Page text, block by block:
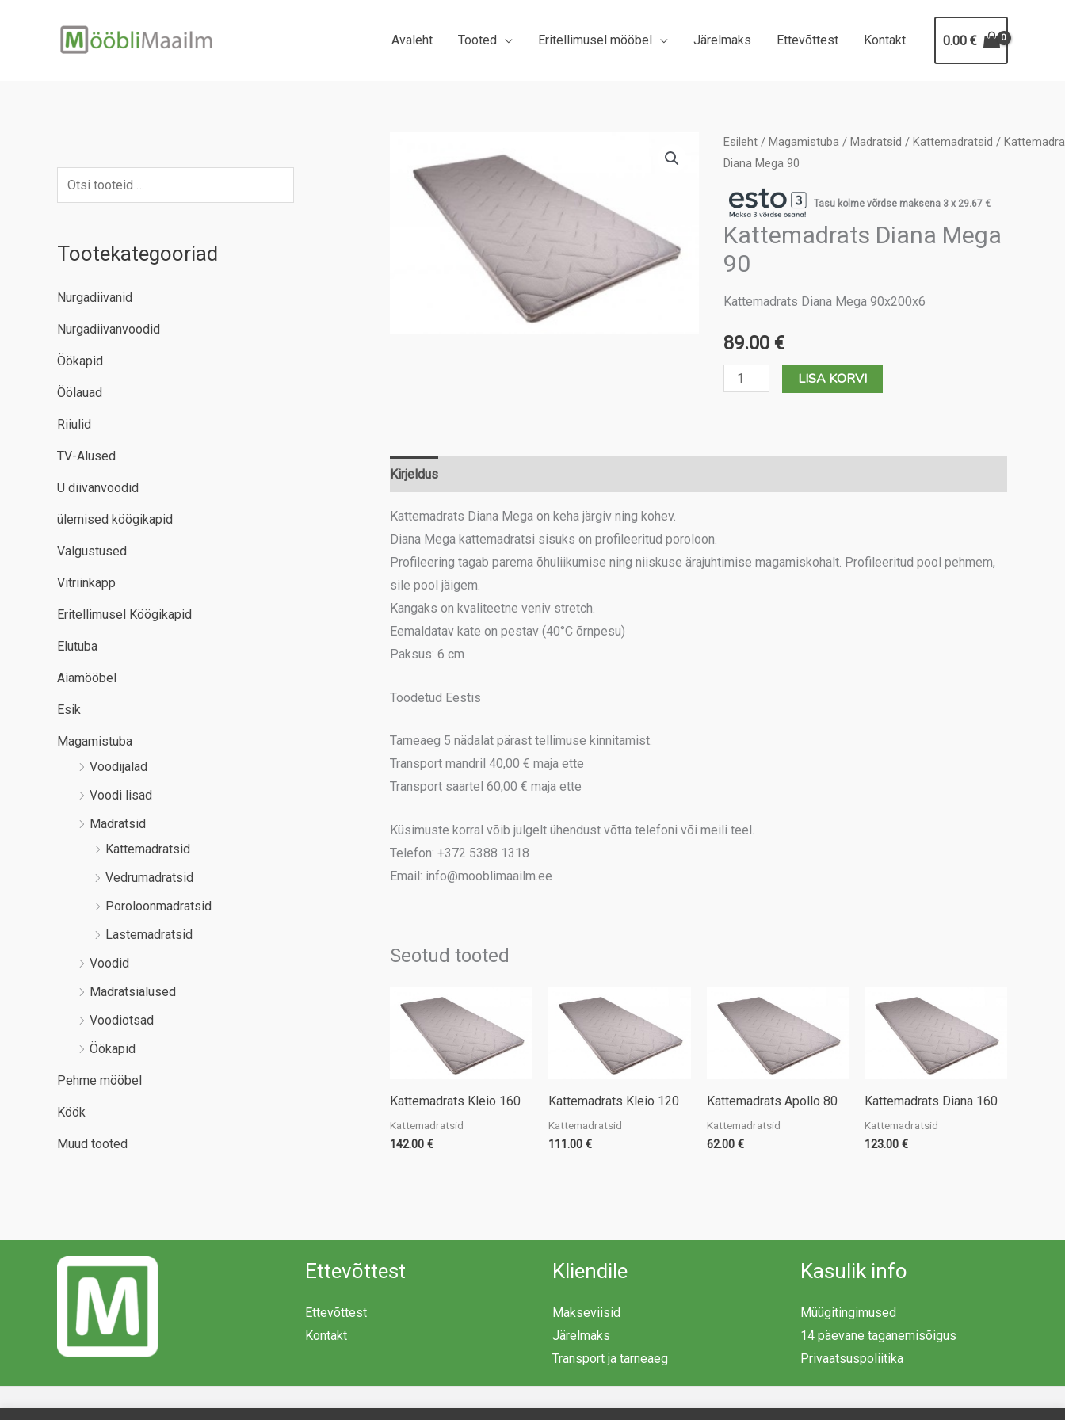
Avaleht Tooted Eritellimusel mööbel Järelmaks Ettevõttest Kontakt 0.00 €
Tootekategooriad
Nurgadiivanid
Nurgadiivanvoodid
Öökapid
Öölauad
Riiulid
TV-Alused
U diivanvoodid
ülemised köögikapid
Valgustused
Vitriinkapp
Eritellimusel Köögikapid
Elutuba
Aiamööbel
Esik
Magamistuba
Voodijalad
Voodi lisad
Madratsid
Kattemadratsid
Vedrumadratsid
Poroloonmadratsid
Lastemadratsid
Voodid
Madratsialused
Voodiotsad
Öökapid
Pehme mööbel
Köök
Muud tooted
Esileht/ Magamistuba/ Madratsid / Kattemadratsid /
Diana Mega 90
Tasu kolme võrdse maksena 3 x 29.67 €
Kattemadrats Diana Mega
90
Kattemadrats Diana Mega 90x200x6
89.00 €
Kattemadrats
LISA KORVI
Kirjeldus
Kattemadrats Diana Mega on keha järgiv ning kohev.
Diana Mega kattemadratsi sisuks on profileeritud poroloon.
Profileering tagab parema õhuliikumise ning niiskuse ärajuhtimise magamiskohalt. Profileeritud pool pehmem,
sile pool jäigem.
Kangaks on kvaliteetne veniv stretch.
Eemaldatav kate on pestav (40°C õrnpesu)
Paksus: 6 cm
Toodetud Eestis
Tarneaeg 5 nädalat pärast tellimuse kinnitamist.
Transport mandril 40,00 € maja ette
Transport saartel 60,00 € maja ette
Küsimuste korral võib julgelt ühendust võtta telefoni või meili teel.
Telefon: +372 5388 1318
Email: info@mooblimaailm.ee
Seotud tooted
Kattemadrats Kleio 160
Kattemadratsid
142.00 €
Kattemadrats Kleio 120
Kattemadratsid
111.00 €
Kattemadrats Apollo 80
Kattemadratsid
62.00 €
Kattemadrats Diana 160
Kattemadratsid
123.00€
Ettevõttest
Ettevõttest
Kontakt
Kliendile
Makseviisid
Järelmaks
Transport ja tarneaeg
Kasulik info
Müügitingimused
14 päevane taganemisõigus
Privaatsuspoliitika